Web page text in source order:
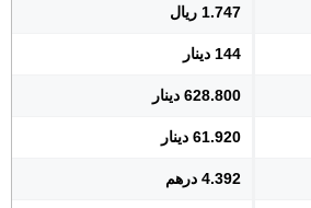
1.747 ريال
144 دينار
628.800 دينار
61.920 دينار
4.392 درهم